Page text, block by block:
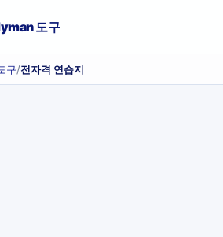
도구
구/전자격 연습지